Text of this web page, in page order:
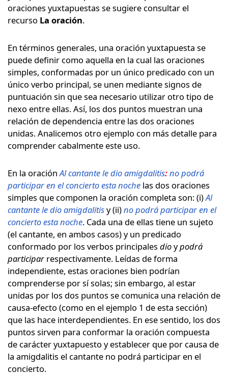
oraciones yuxtapuestas se sugiere consultar el
recurso La oración.
En términos generales, una oración yuxtapuesta se
puede definir como aquella en la cual las oraciones
simples, conformadas por un único predicado con un
único verbo principal, se unen mediante signos de
puntuación sin que sea necesario utilizar otro tipo de
nexo entre ellas. Así, los dos puntos muestran una
relación de dependencia entre las dos oraciones
unidas. Analicemos otro ejemplo con más detalle para
comprender cabalmente este uso.
En la oraciónAl cantante le dio amigdalitis:no podrá
participar en el concierto esta noche las dos oraciones
simples que componen la oración completa son: (i)Al
cantante le dio amigdalitisy (ii)no podrá participar en el
concierto esta noche. Cada una de ellas tiene un sujeto
(el cantante, en ambos casos) y un predicado
conformado por los verbos principalesdioypodrá
participar respectivamente. Leídas de forma
independiente, estas oraciones bien podrían
comprenderse por sí solas; sin embargo, al estar
unidas por los dos puntos se comunica una relación de
causa-efecto (como en el ejemplo 1 de esta sección)
que las hace interdependientes. En ese sentido, los dos
puntos sirven para conformar la oración compuesta
de carácter yuxtapuesto y establecer que por causa de
la amigdalitis el cantante no podrá participar en el
concierto.